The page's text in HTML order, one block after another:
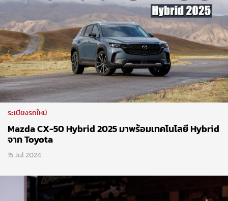
ระเบียงรถใหม่
Mazda CX-50 Hybrid 2025 มาพร้อมเทคโนโลยี Hybrid
จาก Toyota
15 Jul 2024